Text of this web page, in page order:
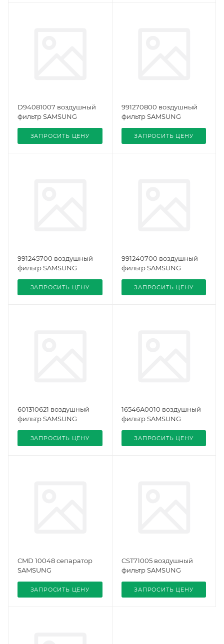
D94081007 воздушный
фильтр SAMSUNG
ЗАПРОСИТЬ ЦЕНУ
991270800 воздушный
фильтр SAMSUNG
ЗАПРОСИТЬ ЦЕНУ
991245700 воздушный
фильтр SAMSUNG
ЗАПРОСИТЬ ЦЕНУ
991240700 воздушный
фильтр SAMSUNG
ЗАПРОСИТЬ ЦЕНУ
601310621 воздушный
фильтр SAMSUNG
ЗАПРОСИТЬ ЦЕНУ
16546A0010 воздушный
фильтр SAMSUNG
ЗАПРОСИТЬ ЦЕНУ
CMD 10048 сепаратор
SAMSUNG
ЗАПРОСИТЬ ЦЕНУ
CST71005 воздушный
фильтр SAMSUNG
ЗАПРОСИТЬ ЦЕНУ